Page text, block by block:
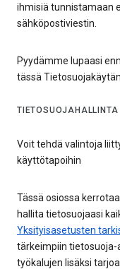
ihmisiä tunnistamaan
sähköpostiviestin.
Pyydämme lupaasi
tässä
TIETOSUOJAHALLINTA
Voit tehdä valintoja
käyttötapoihin
Tässä osiossa
hallita tietosuojaasi
Yksityisasetusten
tärkeimpiin tietosuoja-
työkalujen lisäksi